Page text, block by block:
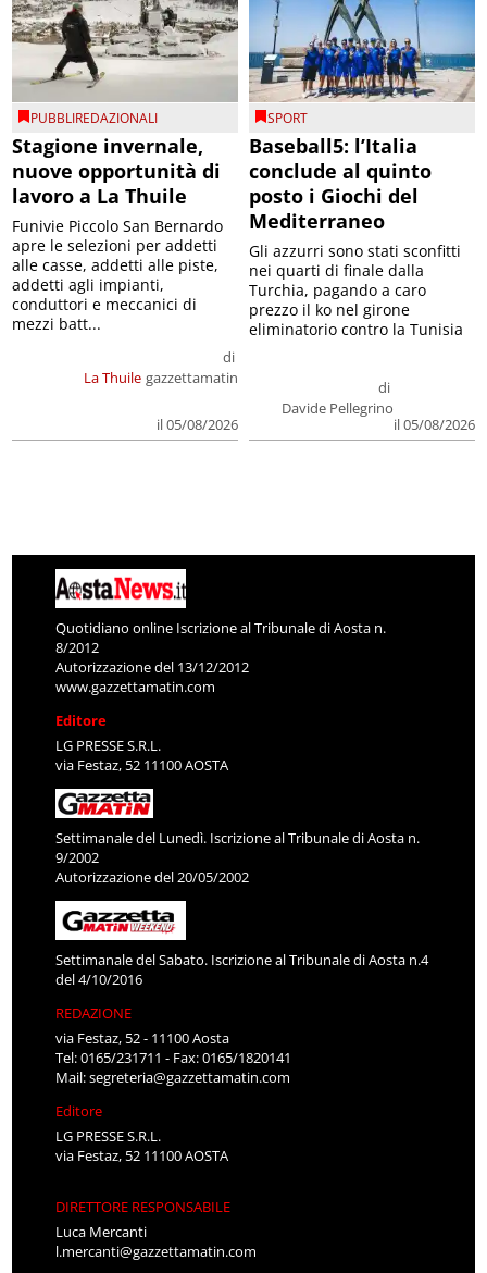
PUBBLIREDAZIONALI
Stagione invernale,
nuove opportunità di
lavoro a La Thuile
La Thuile
di
gazzettamatin
il 05/08/2026
Funivie Piccolo San Bernardo
apre le selezioni per addetti
alle casse, addetti alle piste,
addetti agli impianti,
conduttori e meccanici di
mezzi batt...
SPORT
Baseball5: l’Italia
conclude al quinto
posto i Giochi del
Mediterraneo
di
Davide Pellegrino
il 05/08/2026
Gli azzurri sono stati sconfitti
nei quarti di finale dalla
Turchia, pagando a caro
prezzo il ko nel girone
eliminatorio contro la Tunisia
Quotidiano online Iscrizione al Tribunale di Aosta n.
8/2012
Autorizzazione del 13/12/2012
www.gazzettamatin.com
Editore
LG PRESSE S.R.L.
via Festaz, 52 11100 AOSTA
Settimanale del Lunedì. Iscrizione al Tribunale di Aosta n.
9/2002
Autorizzazione del 20/05/2002
Settimanale del Sabato. Iscrizione al Tribunale di Aosta n.4
del 4/10/2016
REDAZIONE
via Festaz, 52 - 11100 Aosta
Tel: 0165/231711 - Fax: 0165/1820141
Mail:segreteria@gazzettamatin.com
Editore
LG PRESSE S.R.L.
via Festaz, 52 11100 AOSTA
DIRETTORE RESPONSABILE
Luca Mercanti
l.mercanti@gazzettamatin.com